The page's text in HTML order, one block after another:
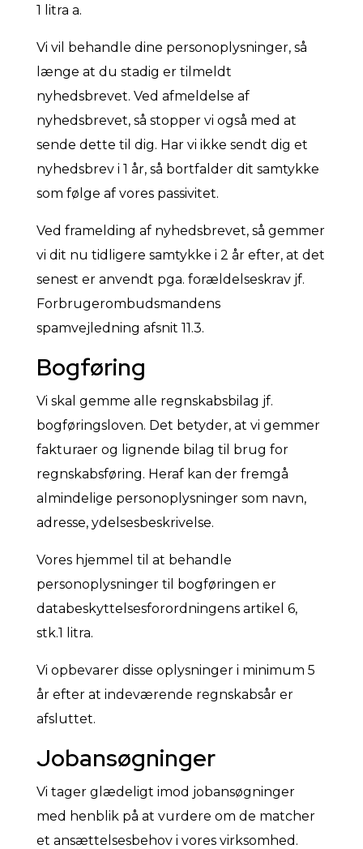
1 litra a.
Vi vil behandle dine personoplysninger, så
længe at du stadig er tilmeldt
nyhedsbrevet. Ved afmeldelse af
nyhedsbrevet, så stopper vi også med at
sende dette til dig. Har vi ikke sendt dig et
nyhedsbrev i 1 år, så bortfalder dit samtykke
som følge af vores passivitet.
Ved framelding af nyhedsbrevet, så gemmer
vi dit nu tidligere samtykke i 2 år efter, at det
senest er anvendt pga. forældelseskrav jf.
Forbrugerombudsmandens
spamvejledning afsnit 11.3.
Bogføring
Vi skal gemme alle regnskabsbilag jf.
bogføringsloven. Det betyder, at vi gemmer
fakturaer og lignende bilag til brug for
regnskabsføring. Heraf kan der fremgå
almindelige personoplysninger som navn,
adresse, ydelsesbeskrivelse.
Vores hjemmel til at behandle
personoplysninger til bogføringen er
databeskyttelsesforordningens artikel 6,
stk.1 litra.
Vi opbevarer disse oplysninger i minimum 5
år efter at indeværende regnskabsår er
afsluttet.
Jobansøgninger
Vi tager glædeligt imod jobansøgninger
med henblik på at vurdere om de matcher
et ansættelsesbehov i vores virksomhed.